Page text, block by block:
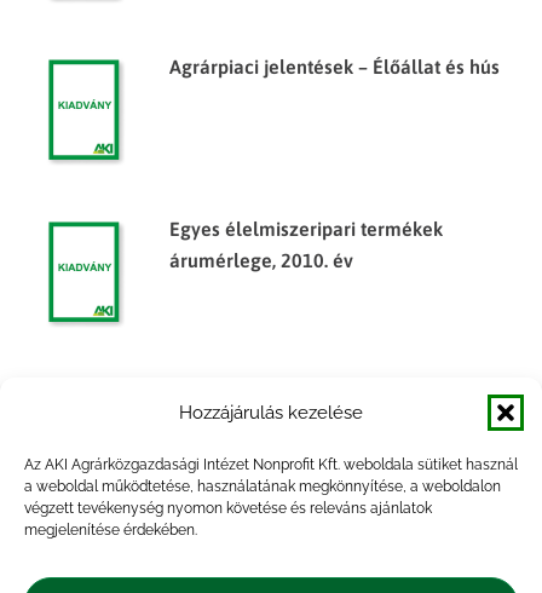
Hozzájárulás kezelése
Az AKI Agrárközgazdasági Intézet Nonprofit Kft. weboldala sütiket használ
a weboldal működtetése, használatának megkönnyítése, a weboldalon
végzett tevékenység nyomon követése és releváns ajánlatok
megjelenítése érdekében.
Agrárpiaci jelentések – Élőállat és hús
Egyes élelmiszeripari termékek
árumérlege, 2010. év
árumérlege, 2014. év
árumérlege, 2014. félév